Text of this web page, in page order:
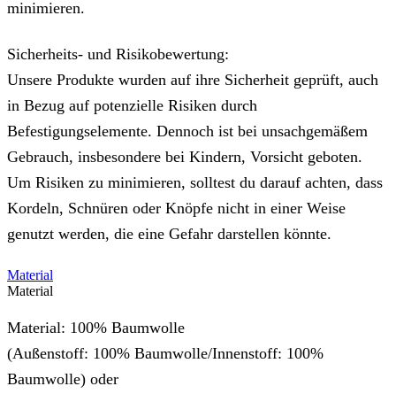
minimieren.
Sicherheits- und Risikobewertung:
Unsere Produkte wurden auf ihre Sicherheit geprüft, auch
in Bezug auf potenzielle Risiken durch
Befestigungselemente. Dennoch ist bei unsachgemäßem
Gebrauch, insbesondere bei Kindern, Vorsicht geboten.
Um Risiken zu minimieren, solltest du darauf achten, dass
Kordeln, Schnüren oder Knöpfe nicht in einer Weise
genutzt werden, die eine Gefahr darstellen könnte.
Material
Material
Material: 100% Baumwolle
(Außenstoff: 100% Baumwolle/Innenstoff: 100%
Baumwolle) oder